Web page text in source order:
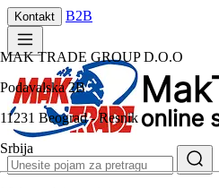
Kontakt
MAK TRADE GROUP D.O.O
Podavalska 2B
11231 Beograd - Resnik
Srbija
B2B